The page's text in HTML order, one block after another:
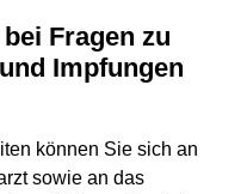
Impfungen
können Sie sich an
sowie an das